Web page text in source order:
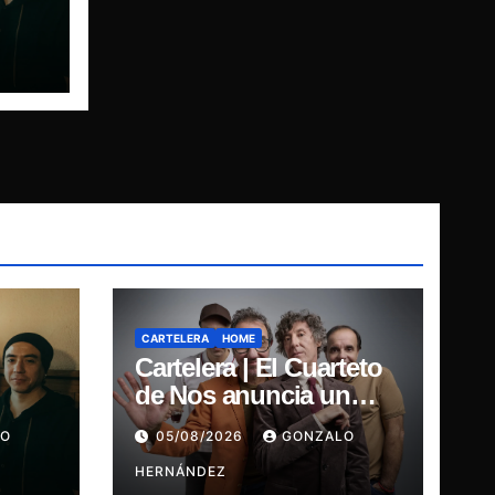
y
y
CARTELERA HOME
Cartelera | El Cuarteto
de Nos anuncia un
show único e
irrepetible en el
Movistar Arena
05/08/2026 GONZALO
HERNÁNDEZ